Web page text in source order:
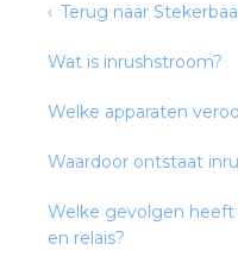
Terug naar
Wat is inrushstroom?
Welke apparaten
Waardoor ontstaat
Welke gevolgen heeft
en relais?
RST®